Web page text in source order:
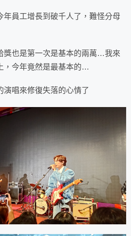
年員工增長到破千人了，難怪分母
獎也是第一次是基本的兩萬…我來
，今年竟然是最基本的…
演唱來修復失落的心情了